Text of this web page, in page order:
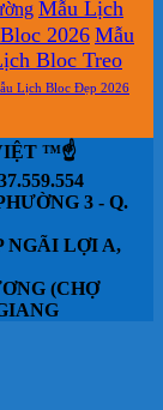
Mẫu Lịch
2026 Mẫu
Bloc Treo
Lịch Bloc Đẹp 2026
™☝️
3 - Q.
NGÃI LỢI A,
(CHỢ